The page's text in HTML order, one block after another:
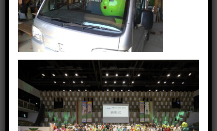
ご協賛受付
お問い合せ